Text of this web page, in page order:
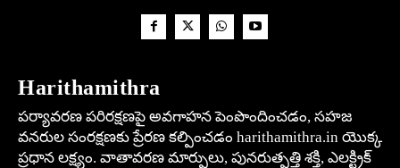
Harithamithra
పర్యావరణ పరిరక్షణపై అవగాహన పెంపొందించడం, సహజ
వనరుల సంరక్షణకు ప్రేరణ కల్పించడం harithamithra.in యొక్క
ప్రధాన లక్ష్యం. వాతావరణ మార్పులు, పునరుత్పత్తి శక్తి, ఎలక్ట్రిక్